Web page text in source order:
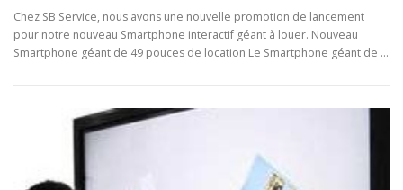
Chez SB Service, nous avons une nouvelle promotion de lancement
pour notre nouveau Smartphone interactif géant à louer. Nouveau
Smartphone géant de 49 pouces de location Le Smartphone géant de …